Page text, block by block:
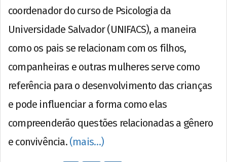
coordenador do curso de Psicologia da
Universidade Salvador (UNIFACS), a maneira
como os pais se relacionam com os filhos,
companheiras e outras mulheres serve como
referência para o desenvolvimento das crianças
e pode influenciar a forma como elas
compreenderão questões relacionadas a gênero
e convivência. (mais…)